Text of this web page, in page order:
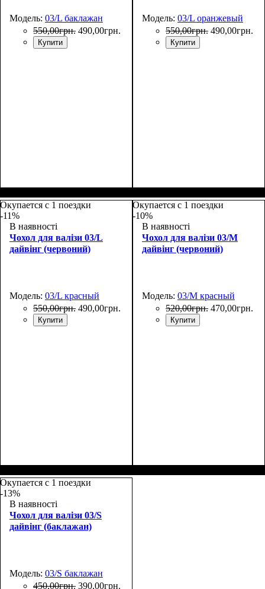
Модель: 03/L баклажан
550,00грн. 490,00грн.
Купити
Модель: 03/L оранжевый
550,00грн. 490,00грн.
Купити
Окупается с 1 поездки
-11%
В наявності
Чохол для валізи 03/L
дайвінг (червоний)
Модель: 03/L красный
550,00грн. 490,00грн.
Купити
Окупается с 1 поездки
-10%
В наявності
Чохол для валізи 03/M
дайвінг (червоний)
Модель: 03/M красный
520,00грн. 470,00грн.
Купити
Окупается с 1 поездки
-13%
В наявності
Чохол для валізи 03/S
дайвінг (баклажан)
Модель: 03/S баклажан
450,00грн. 390,00грн.